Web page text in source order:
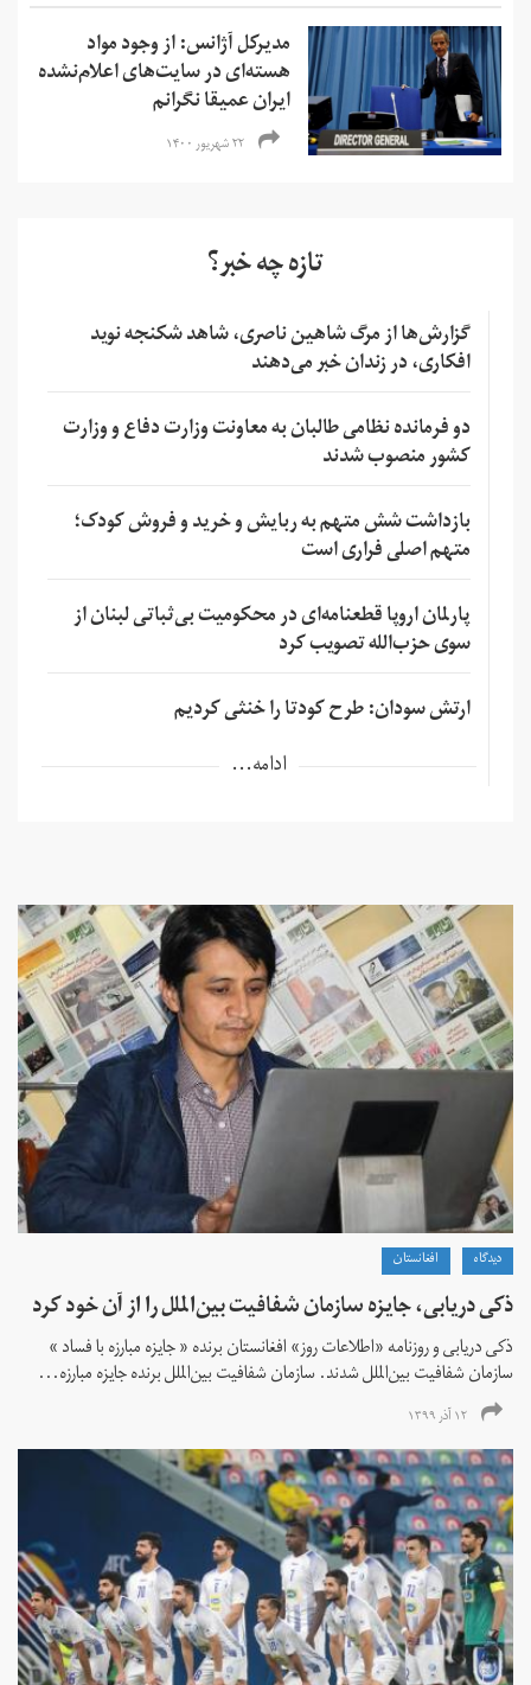
مدیرکل آژانس: از وجود مواد
هسته‌ای در سایت‌های اعلام‌نشده
ایران عمیقا نگرانم
۲۲ شهریور ۱۴۰۰
تازه چه خبر؟
گزارش‌ها از مرگ شاهین ناصری، شاهد شکنجه نوید
افکاری، در زندان خبر می‌دهند
دو فرمانده نظامی طالبان به معاونت وزارت دفاع و وزارت
کشور منصوب شدند
بازداشت شش متهم به ربایش و خرید و فروش کودک؛
متهم اصلی فراری است
پارلمان اروپا قطعنامه‌ای در محکومیت بی‌ثباتی لبنان از
سوی حزب‌الله تصویب کرد
ارتش سودان: طرح کودتا را خنثی کردیم
ادامه...
دیدگاه افغانستان
ذکی دریابی، جایزه سازمان شفافیت بین‌الملل را از آن خود کرد
ذکی دریابی و روزنامه «اطلاعات‌ روز» افغانستان برنده « جایزه مبارزه با فساد »
سازمان شفافیت بین‌الملل شدند. سازمان شفافیت بین‌الملل برنده جایزه مبارزه...
۱۲ آذر ۱۳۹۹